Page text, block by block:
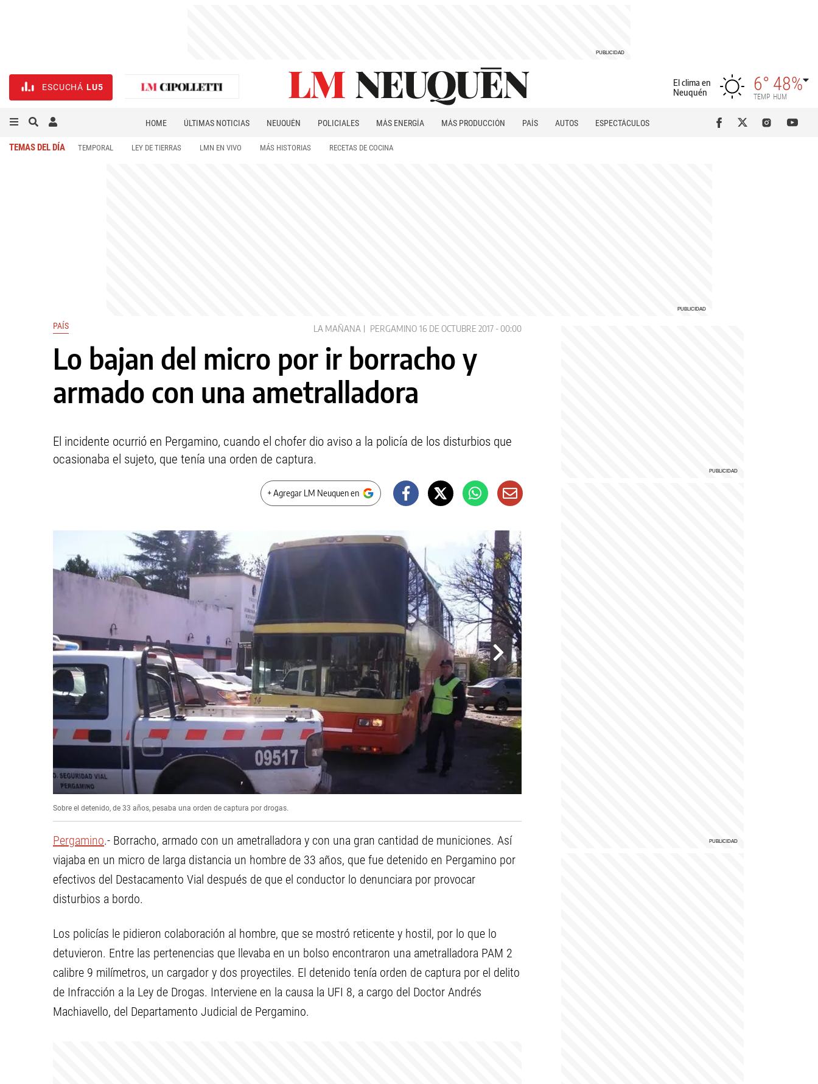
ESCUCHÁ LU5
El clima en
Neuquén
6°
TEMP
48%
HUM
HOME ÚLTIMAS NOTICIAS NEUQUÉN POLICIALES MÁS ENERGÍA MÁS PRODUCCIÓN PAÍS AUTOS
ESPECTÁCULOS
TEMAS DEL DÍA TEMPORAL LEY DE TIERRAS LMN EN VIVO MÁS HISTORIAS RECETAS DE COCINA
PAÍS LA MAÑANA PERGAMINO 16 DE OCTUBRE 2017 - 00:00
Lo bajan del micro por ir borracho y
armado con una ametralladora
El incidente ocurrió en Pergamino, cuando el chofer dio aviso a la policía de los disturbios que
ocasionaba el sujeto, que tenía una orden de captura.
+ Agregar LM Neuquen en
Sobre el detenido, de 33 años, pesaba una orden de captura por drogas.
Pergamino.- Borracho, armado con un ametralladora y con una gran cantidad de municiones. Así
viajaba en un micro de larga distancia un hombre de 33 años, que fue detenido en Pergamino por
efectivos del Destacamento Vial después de que el conductor lo denunciara por provocar
disturbios a bordo.
Los policías le pidieron colaboración al hombre, que se mostró reticente y hostil, por lo que lo
detuvieron. Entre las pertenencias que llevaba en un bolso encontraron una ametralladora PAM 2
calibre 9 milímetros, un cargador y dos proyectiles. El detenido tenía orden de captura por el delito
de Infracción a la Ley de Drogas. Interviene en la causa la UFI 8, a cargo del Doctor Andrés
Machiavello, del Departamento Judicial de Pergamino.